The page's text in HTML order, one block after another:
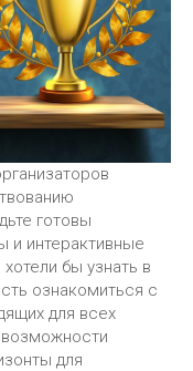
готовы
и интерактивные
бы узнать в
ознакомиться с
для всех
возможности
для